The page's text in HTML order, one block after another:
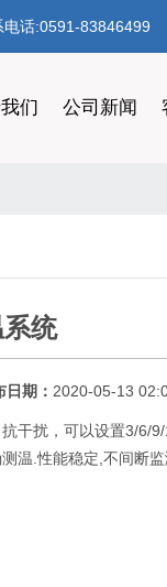
话:0591-83846499
们 公司新闻
统
日期： 2020-05-13
干扰，可以设置3/6/
温.性能稳定,不间断